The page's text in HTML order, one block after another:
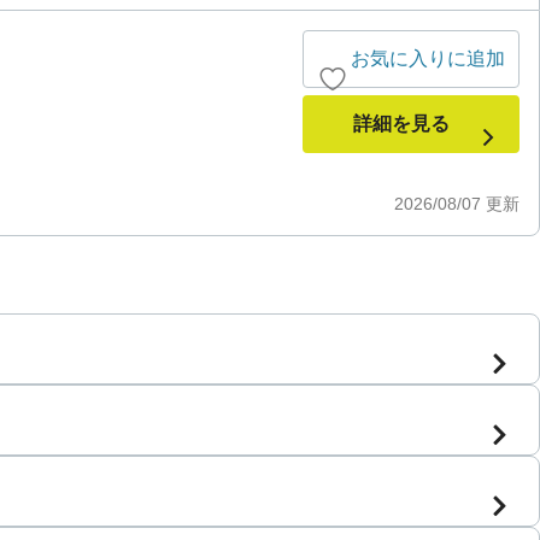
2026/08/07 更新
お気に入りに追加
詳細を見る